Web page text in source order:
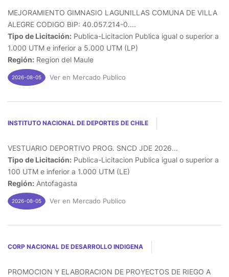
MEJORAMIENTO GIMNASIO LAGUNILLAS COMUNA DE VILLA
ALEGRE CODIGO BIP: 40.057.214-0....
Tipo de Licitación: Publica-Licitacion Publica igual o superior a
1.000 UTM e inferior a 5.000 UTM (LP)
Región: Region del Maule
2026-08-05 Ver en Mercado Publico
INSTITUTO NACIONAL DE DEPORTES DE CHILE
VESTUARIO DEPORTIVO PROG. SNCD JDE 2026...
Tipo de Licitación: Publica-Licitacion Publica igual o superior a
100 UTM e inferior a 1.000 UTM (LE)
Región: Antofagasta
2026-08-05 Ver en Mercado Publico
CORP NACIONAL DE DESARROLLO INDIGENA
PROMOCION Y ELABORACION DE PROYECTOS DE RIEGO A